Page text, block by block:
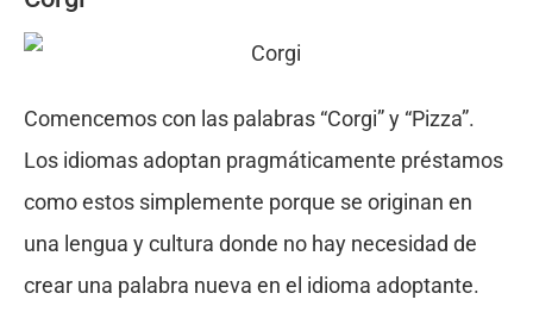
Comencemos con las palabras “Corgi” y “Pizza”.
Los idiomas adoptan pragmáticamente préstamos
como estos simplemente porque se originan en
una lengua y cultura donde no hay necesidad de
crear una palabra nueva en el idioma adoptante.